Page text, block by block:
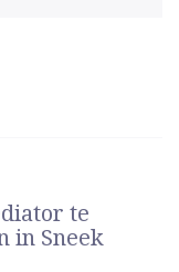
te
in Sneek